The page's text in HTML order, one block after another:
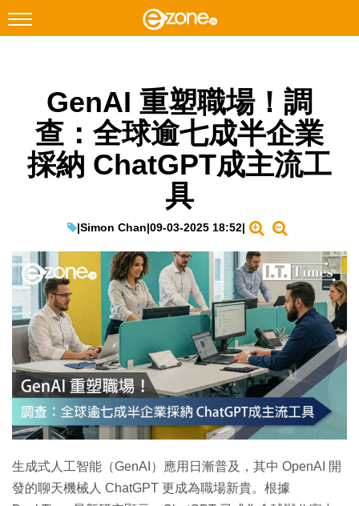
Facebook Instagram
科技焦點
網絡生活
EduTech
IT Times
生成式AI與雲端應用
Enterprise Digital Transformation
特集
GenAI 重塑職場！調
查：全球逾七成半企業
採納 ChatGPT成主流工
具
|Simon Chan|09-03-2025 18:52|
生成式人工智能（GenAI）應用日漸普及，其中 OpenAI 開
發的聊天機械人 ChatGPT 更成為職場新貴。根據